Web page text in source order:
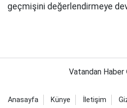
geçmişini değerlendirmeye
Vatandan
Anasayfa Künye İletişim